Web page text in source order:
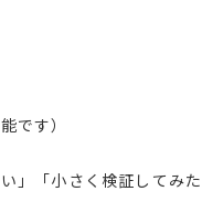
です）
」「小さく検証してみ